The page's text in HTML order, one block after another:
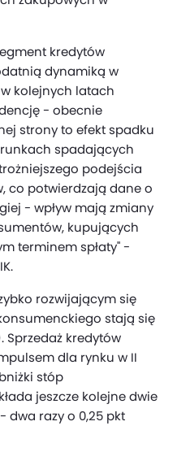
kredytów
dynamiką w
kolejnych latach
- obecnie
strony to efekt spadku
spadających
podejścia
co potwierdzają dane o
- wpływ mają zmiany
kupujących
terminem spłaty" -
rozwijającym się
stają się
Sprzedaż kredytów
dla rynku w II
stóp
jeszcze kolejne dwie
dwa razy o 0,25 pkt